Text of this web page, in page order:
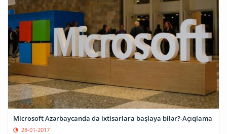
Microsoft Azərbaycanda da ixtisarlara başlaya bilər?-Açıqlama
28-01-2017